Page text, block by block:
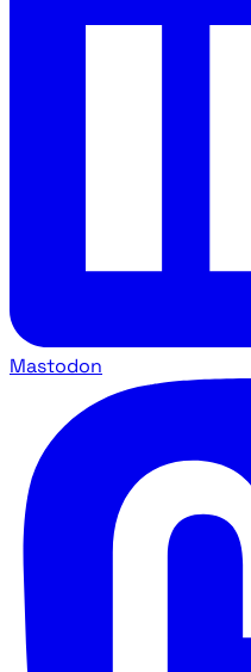
Mastodon